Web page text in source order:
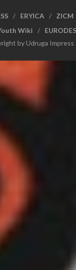
ERYICA ZICM
Wiki
by Udruga Impress